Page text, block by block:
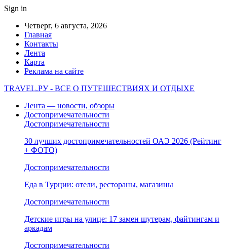
Sign in
Четверг, 6 августа, 2026
Главная
Контакты
Лента
Карта
Реклама на сайте
TRAVEL.РУ - ВСЕ О ПУТЕШЕСТВИЯХ И ОТДЫХЕ
Лента — новости, обзоры
Достопримечательности
Достопримечательности
30 лучших достопримечательностей ОАЭ 2026 (Рейтинг
+ ФОТО)
Достопримечательности
Еда в Турции: отели, рестораны, магазины
Достопримечательности
Детские игры на улице: 17 замен шутерам, файтингам и
аркадам
Достопримечательности